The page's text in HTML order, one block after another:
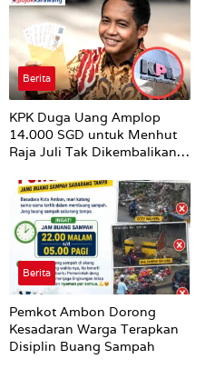
Berita
KPK Duga Uang Amplop
14.000 SGD untuk Menhut
Raja Juli Tak Dikembalikan
Berita
Pemkot Ambon Dorong
Kesadaran Warga Terapkan
Disiplin Buang Sampah